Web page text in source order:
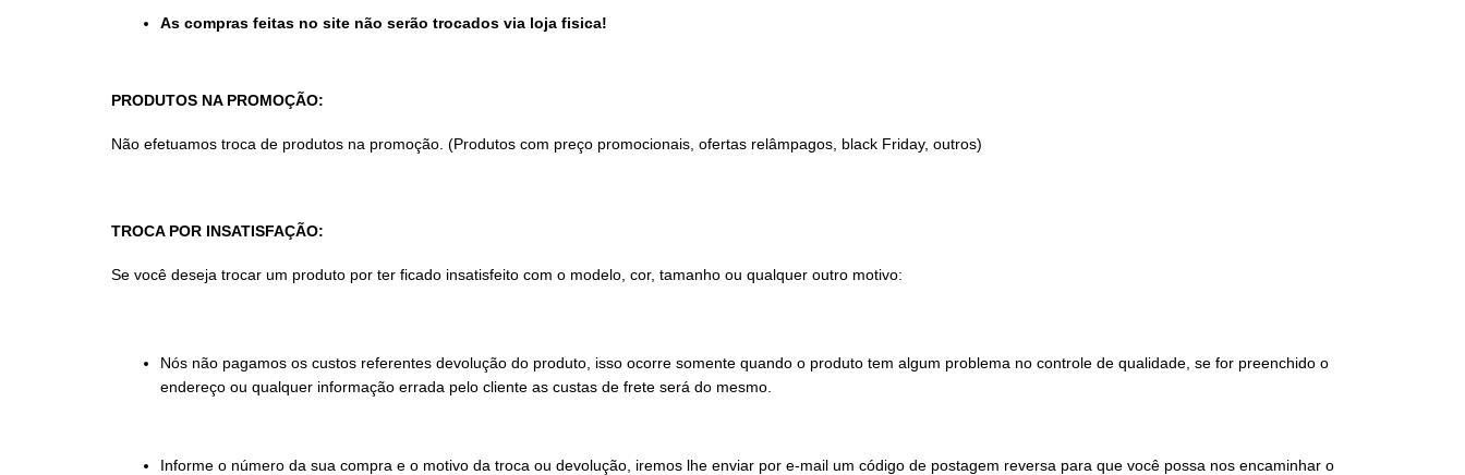
As compras feitas no site não serão trocados via loja fisica!
PRODUTOS NA PROMOÇÃO:
Não efetuamos troca de produtos na promoção. (Produtos com preço promocionais, ofertas relâmpagos, black Friday, outros)
TROCA POR INSATISFAÇÃO:
Se você deseja trocar um produto por ter ficado insatisfeito com o modelo, cor, tamanho ou qualquer outro motivo:
Nós não pagamos os custos referentes devolução do produto, isso ocorre somente quando o produto tem algum problema no controle de qualidade, se for preenchido o
endereço ou qualquer informação errada pelo cliente as custas de frete será do mesmo.
Informe o número da sua compra e o motivo da troca ou devolução, iremos lhe enviar por e-mail um código de postagem reversa para que você possa nos encaminhar o